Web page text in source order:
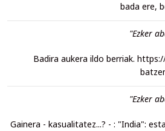
bada ere,
"Ezker
Badira aukera ildo berriak.
"Ezker
Gainera - kasualitatez...? - : "India":